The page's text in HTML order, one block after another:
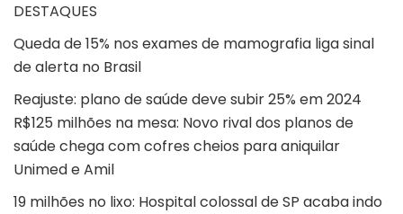
DESTAQUES
Queda de 15% nos exames de mamografia liga sinal
de alerta no Brasil
Reajuste: plano de saúde deve subir 25% em 2024
R$125 milhões na mesa: Novo rival dos planos de
saúde chega com cofres cheios para aniquilar
Unimed e Amil
19 milhões no lixo: Hospital colossal de SP acaba indo